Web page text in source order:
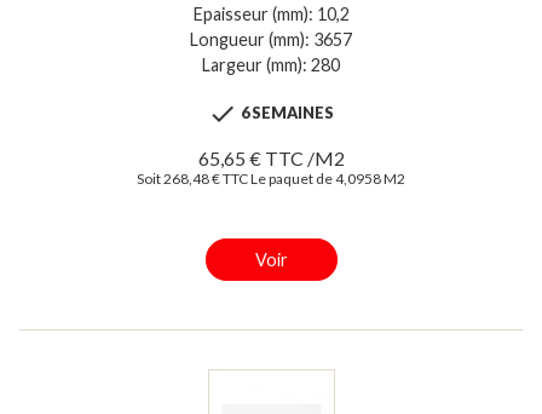
Epaisseur (mm): 10,2
Longueur (mm): 3657
Largeur (mm): 280
 6 SEMAINES
65,65 € TTC /M2
Soit 268,48 € TTC Le paquet de 4,0958 M2
Voir